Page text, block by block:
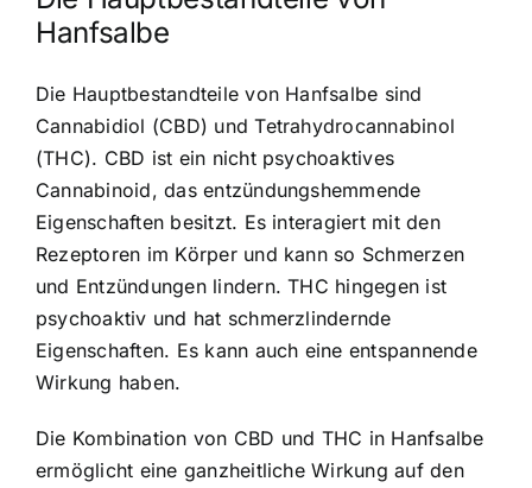
Hanfsalbe
Die Hauptbestandteile von Hanfsalbe sind
Cannabidiol (CBD) und Tetrahydrocannabinol
(THC). CBD ist ein nicht psychoaktives
Cannabinoid, das entzündungshemmende
Eigenschaften besitzt. Es interagiert mit den
Rezeptoren im Körper und kann so Schmerzen
und Entzündungen lindern. THC hingegen ist
psychoaktiv und hat schmerzlindernde
Eigenschaften. Es kann auch eine entspannende
Wirkung haben.
Die Kombination von CBD und THC in Hanfsalbe
ermöglicht eine ganzheitliche Wirkung auf den